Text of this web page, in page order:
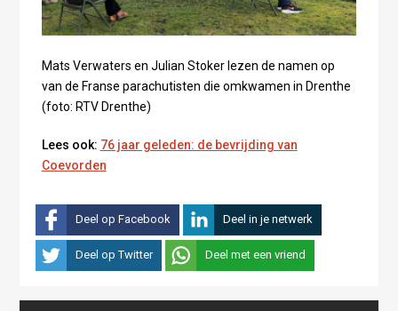
Mats Verwaters en Julian Stoker lezen de namen op
van de Franse parachutisten die omkwamen in Drenthe
(foto: RTV Drenthe)
Lees ook: 76 jaar geleden: de bevrijding van
Coevorden
Deel op Facebook Deel in je netwerk
Deel op Twitter Deel met een vriend